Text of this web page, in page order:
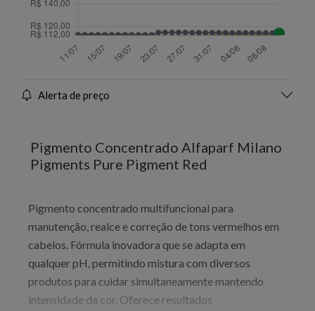
Alerta de preço
Pigmento Concentrado Alfaparf Milano
Pigments Pure Pigment Red
Pigmento concentrado multifuncional para
manutenção, realce e correção de tons vermelhos em
cabelos. Fórmula inovadora que se adapta em
qualquer pH, permitindo mistura com diversos
produtos para cuidar simultaneamente mantendo
intensidade da cor. Oferece resultados